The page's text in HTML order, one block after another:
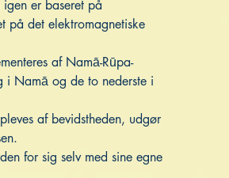
er baseret på
på det elektromagnetiske
af Namā-Rūpa-
i Namā og de to nederste i
af bevidstheden, udgør
for sig selv med sine egne